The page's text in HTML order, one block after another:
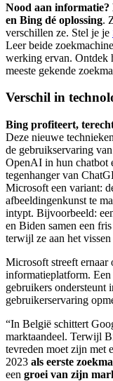
Nood aan informatie?
en Bing dé oplossing.
verschillen ze. Stel je je
Leer beide
werking ervan. Ontdek
meeste gekende
Verschil in
Bing profiteert,
Deze nieuwe
de gebruikservaring
OpenAI in hun chatbot
tegenhanger van
Microsoft een variant:
afbeeldingenkunst te
intypt. Bijvoorbeeld:
en Biden samen een
terwijl ze aan het
Microsoft streeft ernaar
informatieplatform. Een
gebruikers ondersteunt
gebruikerservaring
“In België schittert
marktaandeel. Terwijl
tevreden moet zijn met
2023 als eerste
een groei van zijn